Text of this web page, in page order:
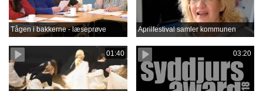
Tågen i bakkerne - læseprøve Aprilfestival samler kommunen
01:40 03:20